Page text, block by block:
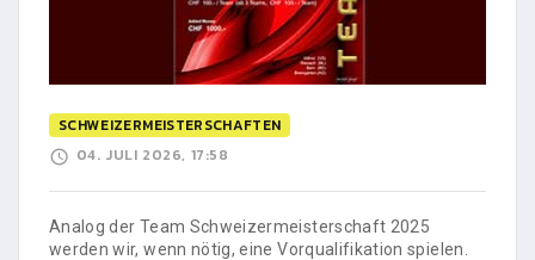
SCHWEIZERMEISTERSCHAFTEN
04. JULI 2026, 17:58
Analog der Team Schweizermeisterschaft 2025
werden wir, wenn nötig, eine Vorqualifikation spielen.